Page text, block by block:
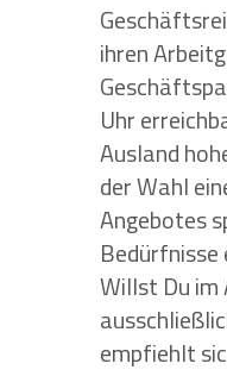
ihren
Uhr
Ausland
der Wahl
Angebotes
Willst Du im
empfiehlt